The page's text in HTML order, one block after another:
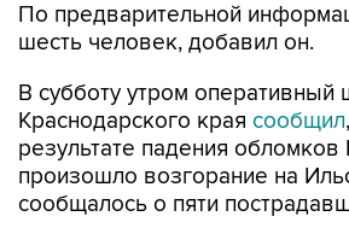
По предварительной
шесть человек, добавил он.
В субботу утром оперативный
Краснодарского края сообщил
результате падения
произошло возгорание на
сообщалось о пяти